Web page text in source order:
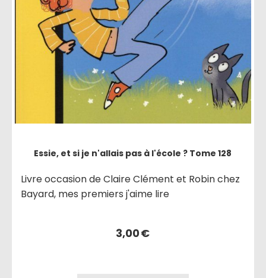
Essie, et si je n'allais pas à l'école ? Tome 128
Livre occasion de Claire Clément et Robin chez
Bayard, mes premiers j'aime lire
3,00€